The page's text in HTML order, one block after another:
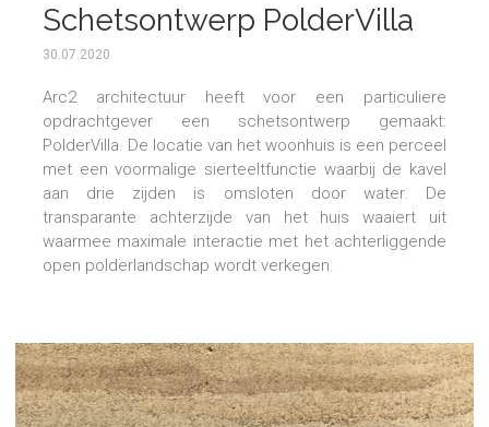
Schetsontwerp PolderVilla
30.07.2020
Arc2 architectuur heeft voor een particuliere
opdrachtgever een schetsontwerp gemaakt:
PolderVilla. De locatie van het woonhuis is een perceel
met een voormalige sierteeltfunctie waarbij de kavel
aan drie zijden is omsloten door water. De
transparante achterzijde van het huis waaiert uit
waarmee maximale interactie met het achterliggende
open polderlandschap wordt verkegen.